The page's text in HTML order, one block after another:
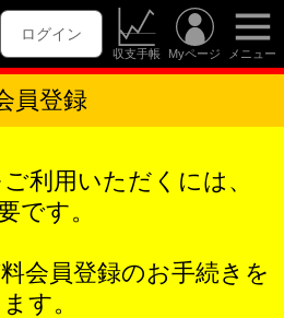
ログイン
収支手帳 Myページ メニュー
員登録
利用いただくには、
です。
会員登録のお手続きを
す。